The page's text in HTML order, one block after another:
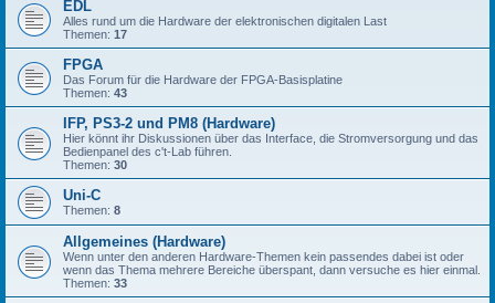
EDL
Alles rund um die Hardware der elektronischen digitalen Last
Themen: 17
FPGA
Das Forum für die Hardware der FPGA-Basisplatine
Themen: 43
IFP, PS3-2 und PM8 (Hardware)
Hier könnt ihr Diskussionen über das Interface, die Stromversorgung und das
Bedienpanel des c't-Lab führen.
Themen: 30
Uni-C
Themen: 8
Allgemeines (Hardware)
Wenn unter den anderen Hardware-Themen kein passendes dabei ist oder
wenn das Thema mehrere Bereiche überspant, dann versuche es hier einmal.
Themen: 33